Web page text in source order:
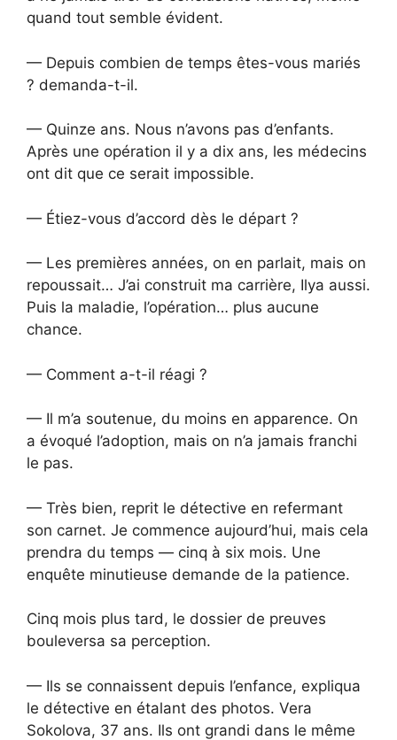
quand tout semble évident.
— Depuis combien de temps êtes-vous mariés
? demanda-t-il.
— Quinze ans. Nous n’avons pas d’enfants.
Après une opération il y a dix ans, les médecins
ont dit que ce serait impossible.
— Étiez-vous d’accord dès le départ ?
— Les premières années, on en parlait, mais on
repoussait… J’ai construit ma carrière, Ilya aussi.
Puis la maladie, l’opération… plus aucune
chance.
— Comment a-t-il réagi ?
— Il m’a soutenue, du moins en apparence. On
a évoqué l’adoption, mais on n’a jamais franchi
le pas.
— Très bien, reprit le détective en refermant
son carnet. Je commence aujourd’hui, mais cela
prendra du temps — cinq à six mois. Une
enquête minutieuse demande de la patience.
Cinq mois plus tard, le dossier de preuves
bouleversa sa perception.
— Ils se connaissent depuis l’enfance, expliqua
le détective en étalant des photos. Vera
Sokolova, 37 ans. Ils ont grandi dans le même